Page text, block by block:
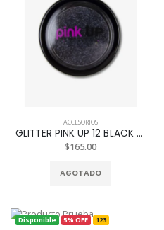
ACCESORIOS
GLITTER PINK UP 12 BLACK REF.PKG12
$165.00
AGOTADO
Disponible 5% OFF
123